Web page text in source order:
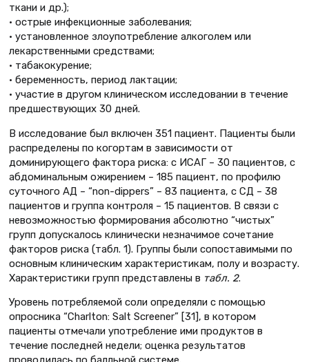
ткани и др.);
• острые инфекционные заболевания;
• установленное злоупотребление алкоголем или
лекарственными средствами;
• табакокурение;
• беременность, период лактации;
• участие в другом клиническом исследовании в течение
предшествующих 30 дней.
В исследование был включен 351 пациент. Пациенты были
распределены по когортам в зависимости от
доминирующего фактора риска: с ИСАГ – 30 пациентов, с
абдоминальным ожирением – 185 пациент, по профилю
суточного АД – “non-dippers” – 83 пациента, с СД – 38
пациентов и группа контроля – 15 пациентов. В связи с
невозможностью формирования абсолютно “чистых”
групп допускалось клинически незначимое сочетание
факторов риска (табл. 1). Группы были сопоставимыми по
основным клиническим характеристикам, полу и возрасту.
Характеристики групп представлены в табл. 2.
Уровень потребляемой соли определяли с помощью
опросника “Charlton: Salt Screener” [31], в котором
пациенты отмечали употребление ими продуктов в
течение последней недели; оценка результатов